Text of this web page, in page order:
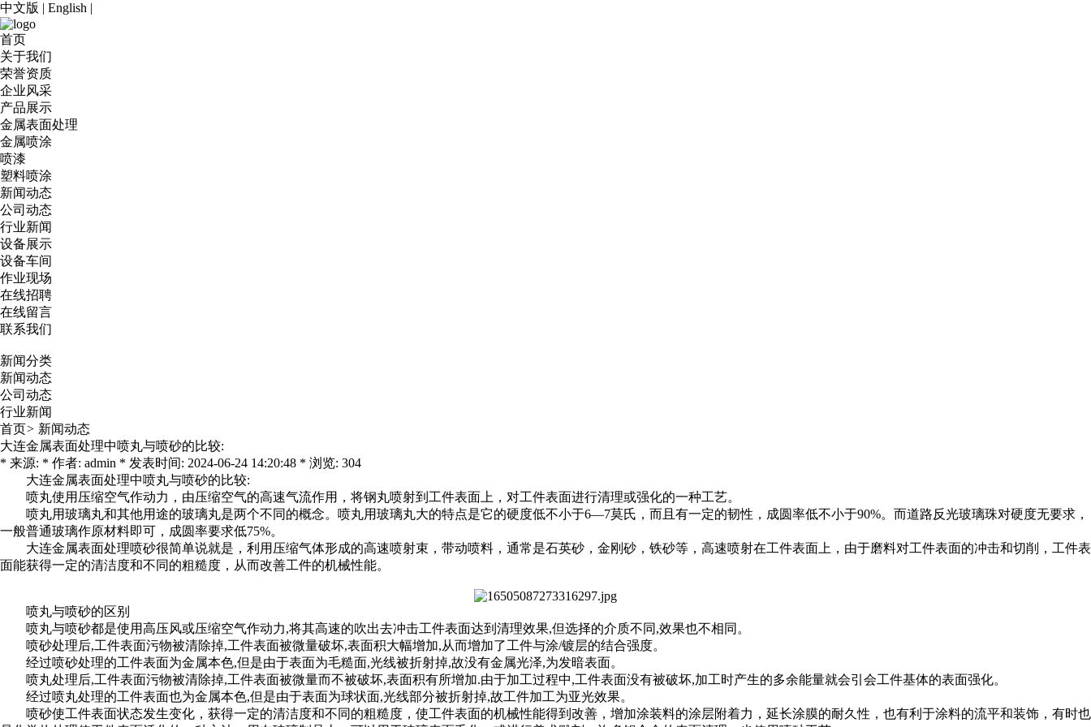
中文版 | English |
首页
关于我们
荣誉资质
企业风采
产品展示
金属表面处理
金属喷涂
喷漆
塑料喷涂
新闻动态
公司动态
行业新闻
设备展示
设备车间
作业现场
在线招聘
在线留言
联系我们
新闻分类
新闻动态
公司动态
行业新闻
首页> 新闻动态
大连金属表面处理中喷丸与喷砂的比较:
* 来源: * 作者: admin * 发表时间: 2024-06-24 14:20:48 * 浏览: 304
大连金属表面处理中喷丸与喷砂的比较:
喷丸使用压缩空气作动力，由压缩空气的高速气流作用，将钢丸喷射到工件表面上，对工件表面进行清理或强化的一种工艺。
喷丸用玻璃丸和其他用途的玻璃丸是两个不同的概念。喷丸用玻璃丸大的特点是它的硬度低不小于6—7莫氏，而且有一定的韧性，成圆率低不小于90%。而道路反光玻璃珠对硬度无要求，
一般普通玻璃作原材料即可，成圆率要求低75%。
大连金属表面处理喷砂很简单说就是，利用压缩气体形成的高速喷射束，带动喷料，通常是石英砂，金刚砂，铁砂等，高速喷射在工件表面上，由于磨料对工件表面的冲击和切削，工件表
面能获得一定的清洁度和不同的粗糙度，从而改善工件的机械性能。
喷丸与喷砂的区别
喷丸与喷砂都是使用高压风或压缩空气作动力,将其高速的吹出去冲击工件表面达到清理效果,但选择的介质不同,效果也不相同。
喷砂处理后,工件表面污物被清除掉,工件表面被微量破坏,表面积大幅增加,从而增加了工件与涂/镀层的结合强度。
经过喷砂处理的工件表面为金属本色,但是由于表面为毛糙面,光线被折射掉,故没有金属光泽,为发暗表面。
喷丸处理后,工件表面污物被清除掉,工件表面被微量而不被破坏,表面积有所增加.由于加工过程中,工件表面没有被破坏,加工时产生的多余能量就会引会工件基体的表面强化。
经过喷丸处理的工件表面也为金属本色,但是由于表面为球状面,光线部分被折射掉,故工件加工为亚光效果。
喷砂使工件表面状态发生变化，获得一定的清洁度和不同的粗糙度，使工件表面的机械性能得到改善，增加涂装料的涂层附着力，延长涂膜的耐久性，也有利于涂料的流平和装饰，有时也